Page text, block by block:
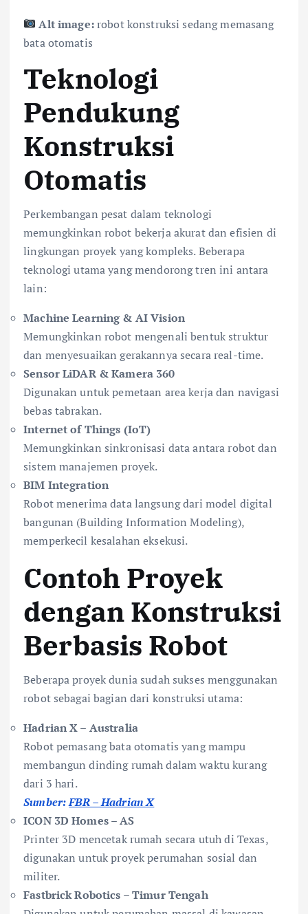
Alt image:robot konstruksi sedang memasang
bata otomatis
Teknologi
Pendukung
Konstruksi
Otomatis
Perkembangan pesat dalam teknologi
memungkinkan robot bekerja akurat dan efisien di
lingkungan proyek yang kompleks. Beberapa
teknologi utama yang mendorong tren ini antara
lain:
Machine Learning & AI Vision
Memungkinkan robot mengenali bentuk struktur
dan menyesuaikan gerakannya secara real-time.
Sensor LiDAR & Kamera 360
Digunakan untuk pemetaan area kerja dan navigasi
bebas tabrakan.
Internet of Things (IoT)
Memungkinkan sinkronisasi data antara robot dan
sistem manajemen proyek.
BIM Integration
Robot menerima data langsung dari model digital
bangunan (Building Information Modeling),
memperkecil kesalahan eksekusi.
Contoh Proyek
dengan Konstruksi
Berbasis Robot
Beberapa proyek dunia sudah sukses menggunakan
robot sebagai bagian dari konstruksi utama:
Hadrian X – Australia
Robot pemasang bata otomatis yang mampu
membangun dinding rumah dalam waktu kurang
dari 3 hari.
Sumber:FBR – Hadrian X
ICON 3D Homes – AS
Printer 3D mencetak rumah secara utuh di Texas,
digunakan untuk proyek perumahan sosial dan
militer.
Fastbrick Robotics – Timur Tengah